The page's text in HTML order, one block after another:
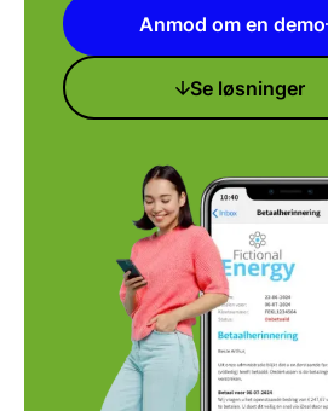
Anmod om en demo
Se løsninger